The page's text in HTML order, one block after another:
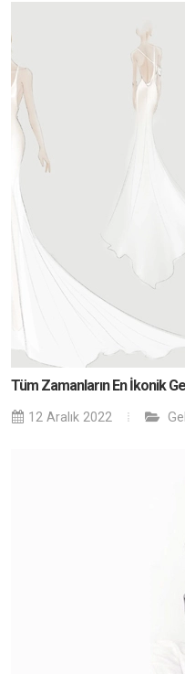
Tüm Zamanların En İkonik
12 Aralık 2022